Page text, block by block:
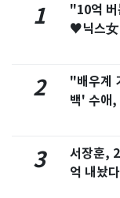
1
"10억
♥닉스女
2
"배우계
백' 수애,
3
서장훈,
억 내놨